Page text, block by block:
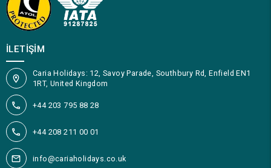
İLETIŞIM
Caria Holidays: 12, Savoy Parade, Southbury Rd, Enfield EN1
1RT, United Kingdom
+44 203 795 88 28
+44 208 211 00 01
info@cariaholidays.co.uk